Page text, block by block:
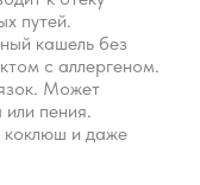
путей.
кашель без
с аллергеном.
Может
или пения.
и даже